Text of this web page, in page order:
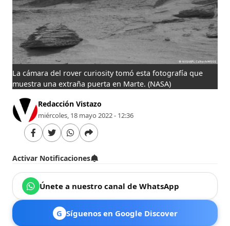
La cámara del rover curiosity tomó esta fotografía que
muestra una extraña puerta en Marte. (NASA)
Redacción Vistazo
miércoles, 18 mayo 2022 - 12:36
Activar Notificaciones
Únete a nuestro canal de WhatsApp
G Síguenos en Google Discover